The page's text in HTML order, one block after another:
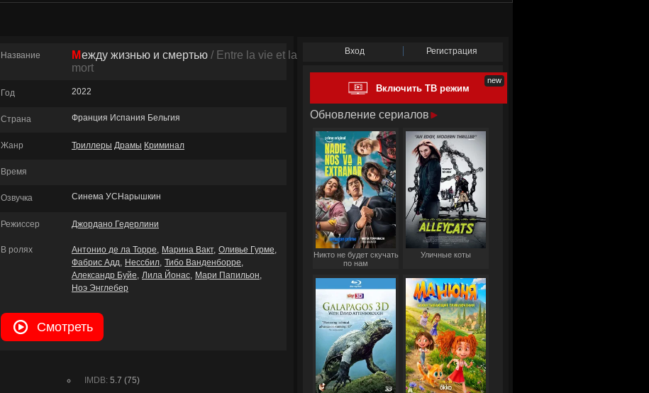
Название Между жизнью и смертью / Entre la vie et la
mort
Год 2022
Страна Франция Испания Бельгия
Жанр Триллеры Драмы Криминал
Время
Озвучка Синема УСНарышкин
Режиссер Джордано Гедерлини
В ролях Антонио де ла Торре Марина Вакт Оливье Гурме
Фабрис Адд
Нессбил Тибо Ванденборре
Александр Буйе Лила Йонас
Мари Папильон
Ноэ Энглебер
Смотреть
IMDB:5.7 (75)
Вход Регистрация
Включить ТВ режим
Обновление сериалов
Никто не будет скучать
по нам
Уличные коты